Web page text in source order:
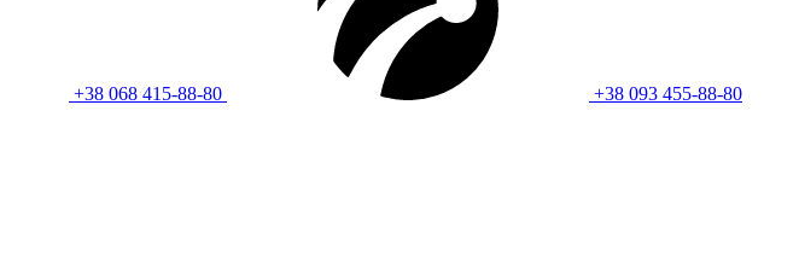
+38 068 415-88-80 +38 093 455-88-80